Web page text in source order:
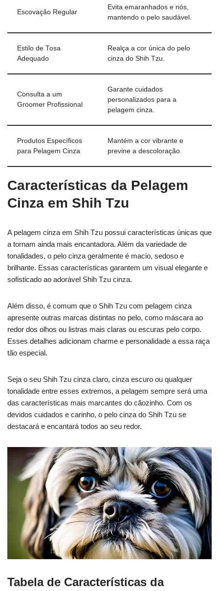
Escovação Regular
Evita emaranhados e nós,
mantendo o pelo saudável.
Estilo de Tosa
Adequado
Realça a cor única do pelo
cinza do Shih Tzu.
Consulta a um
Groomer Profissional
Garante cuidados
personalizados para a
pelagem cinza.
Produtos Específicos
para Pelagem Cinza
Mantém a cor vibrante e
previne a descoloração.
Características da Pelagem
Cinza em Shih Tzu
A pelagem cinza em Shih Tzu possui características únicas que
a tornam ainda mais encantadora. Além da variedade de
tonalidades, o pelo cinza geralmente é macio, sedoso e
brilhante. Essas características garantem um visual elegante e
sofisticado ao adorável Shih Tzu cinza.
Além disso, é comum que o Shih Tzu com pelagem cinza
apresente outras marcas distintas no pelo, como máscara ao
redor dos olhos ou listras mais claras ou escuras pelo corpo.
Esses detalhes adicionam charme e personalidade a essa raça
tão especial.
Seja o seu Shih Tzu cinza claro, cinza escuro ou qualquer
tonalidade entre esses extremos, a pelagem sempre será uma
das características mais marcantes do cãozinho. Com os
devidos cuidados e carinho, o pelo cinza do Shih Tzu se
destacará e encantará todos ao seu redor.
Tabela de Características da